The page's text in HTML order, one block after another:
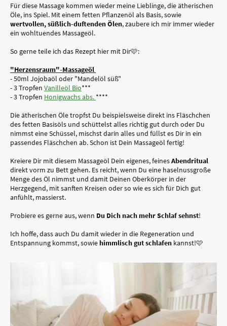
Für diese Massage kommen wieder meine Lieblinge, die ätherischen
Öle, ins Spiel. Mit einem fetten Pflanzenöl als Basis, sowie
wertvollen, süßlich-duftenden Ölen, zaubere ich mir immer wieder
ein wohltuendes Massageöl.
So gerne teile ich das Rezept hier mit Dir🩷:
"Herzensraum"-Massageöl
- 50ml Jojobaöl oder "Mandelöl süß"
- 3 Tropfen Vanilleöl Bio***
- 3 Tropfen Honigwachs abs. ****
Die ätherischen Öle tropfst Du beispielsweise direkt ins Fläschchen
des fetten Basisöls und schüttelst alles richtig gut durch oder Du
nimmst eine Schüssel, mischst darin alles und füllst es Dir in ein
passendes Fläschchen ab. Schon ist Dein Massageöl fertig!
Kreiere Dir mit diesem Massageöl Dein eigenes, feinesAbendritual
direkt vorm zu Bett gehen. Es reicht, wenn Du eine haselnussgroße
Menge des Öl nimmst und damit Deinen Oberkörper in der
Herzgegend, mit sanften Kreisen oder so wie es sich für Dich gut
anfühlt, massierst.
Probiere es gerne aus, wenn Du Dich nach mehr Schlaf sehnst!
Ich hoffe, dass auch Du damit wieder in die Regeneration und
Entspannung kommst, sowie himmlisch gut schlafen kannst!🩷